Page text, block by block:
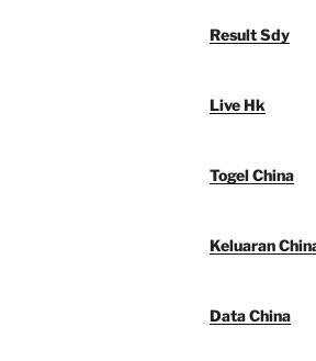
Result Sdy
Live Hk
Togel China
Keluaran
Data China